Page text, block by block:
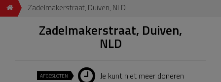
Zadelmakerstraat, Duiven, NLD
Zadelmakerstraat, Duiven,
NLD
AFGESLOTEN Je kunt niet meer doneren